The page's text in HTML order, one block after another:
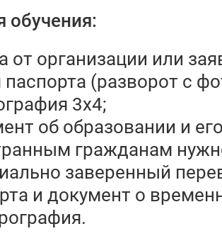
обучения:
от организации или
(разворот с
3х4;
об образовании и
гражданам
заверенный
и документ о